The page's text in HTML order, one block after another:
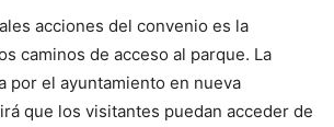
acciones del convenio es la
caminos de acceso al parque. La
por el ayuntamiento en nueva
que los visitantes puedan acceder de